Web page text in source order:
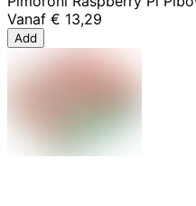
Vanaf € 13,29
Add